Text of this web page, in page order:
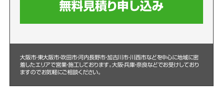
無料見積り申し込み
大阪市・東大阪市・吹田市・河内長野市・加古川市・川西市などを中心に地域に密
着したエリアで営業・施工しております。大阪・兵庫・奈良などでお受けしており
ますのでお気軽にご相談ください。